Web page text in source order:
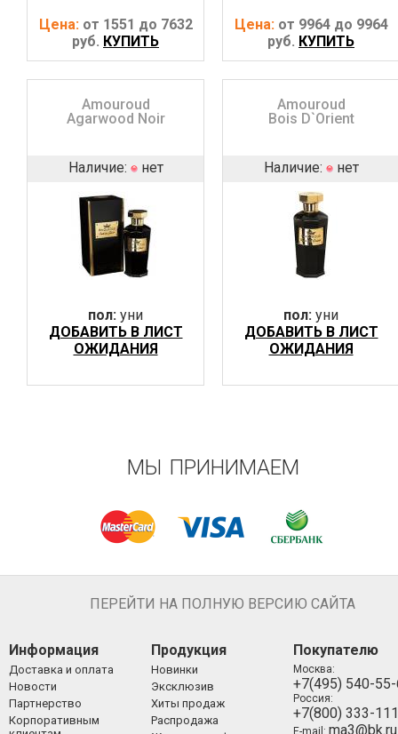
Цена: от 1551 до 7632
руб. КУПИТЬ
Цена: от 9964 до 9964
руб. КУПИТЬ
Amouroud
Agarwood Noir
Наличие: нет
пол: уни
ДОБАВИТЬ В ЛИСТ
ОЖИДАНИЯ
Amouroud
Bois D`Orient
Наличие: нет
пол: уни
ДОБАВИТЬ В ЛИСТ
ОЖИДАНИЯ
МЫ ПРИНИМАЕМ
ПЕРЕЙТИ НА ПОЛНУЮ ВЕРСИЮ САЙТА
Информация
Доставка и оплата
Новости
Партнерство
Корпоративным
Продукция
Новинки
Эксклюзив
Хиты продаж
Распродажа
Покупателю
Москва:
+7(495) 540-
Россия:
+7(800) 333-
E-mail: ma3@bk.ru